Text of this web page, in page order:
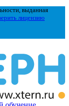
выданная
лицензию